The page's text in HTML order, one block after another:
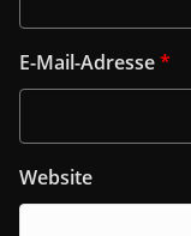
E-Mail-Adresse*
Website